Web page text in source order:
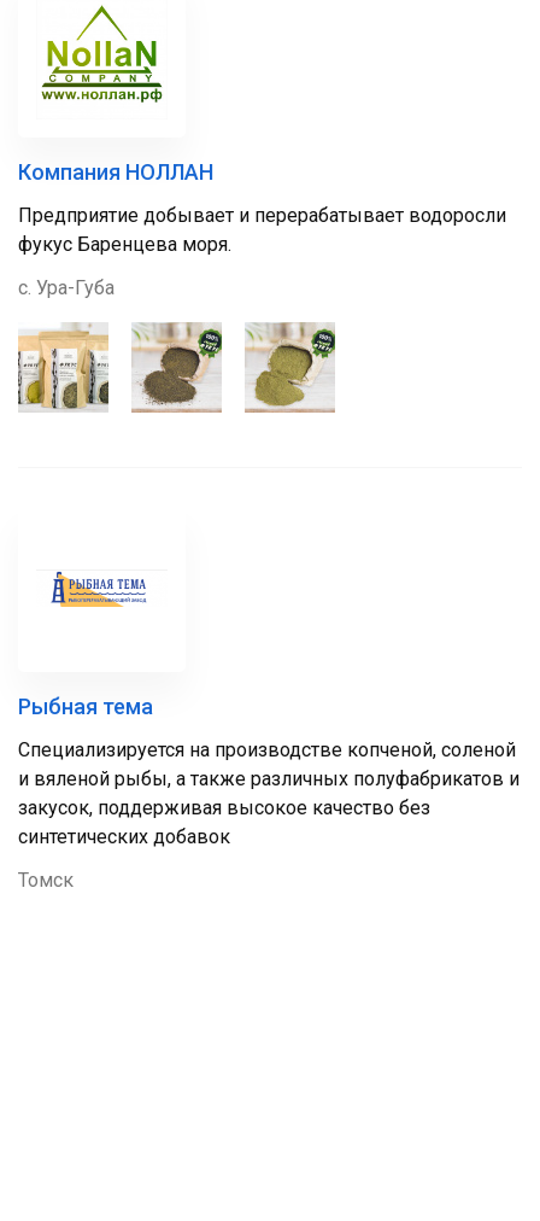
Компания НОЛЛАН
Предприятие добывает и перерабатывает водоросли
фукус Баренцева моря.
с. Ура-Губа
Рыбная тема
Специализируется на производстве копченой, соленой
и вяленой рыбы, а также различных полуфабрикатов и
закусок, поддерживая высокое качество без
синтетических добавок
Томск